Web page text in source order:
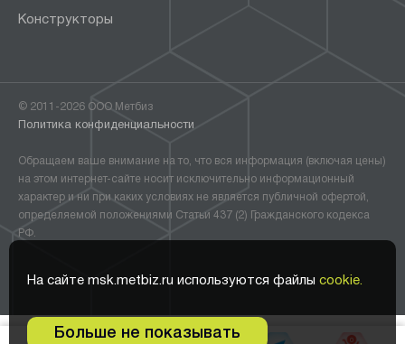
0
На сайте msk.metbiz.ru используются файлы cookie.
Больше не показывать
Конструкторы
© 2011-2026 ООО Метбиз
Политика конфиденциальности
Обращаем ваше внимание на то, что вся информация (включая цены)
на этом интернет-сайте носит исключительно информационный
характер и ни при каких условиях не является публичной офертой,
определяемой положениями Статьи 437 (2) Гражданского кодекса
РФ.